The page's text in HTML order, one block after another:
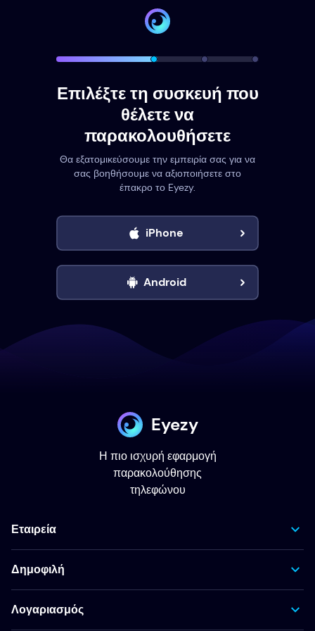
Επιλέξτε τη συσκευή που
θέλετε να
παρακολουθήσετε
Θα εξατομικεύσουμε την εμπειρία σας για να
σας βοηθήσουμε να αξιοποιήσετε στο
έπακρο το Eyezy.
iPhone
Android
Eyezy
Η πιο ισχυρή εφαρμογή
παρακολούθησης
τηλεφώνου
Εταιρεία
Δημοφιλή
Λογαριασμός